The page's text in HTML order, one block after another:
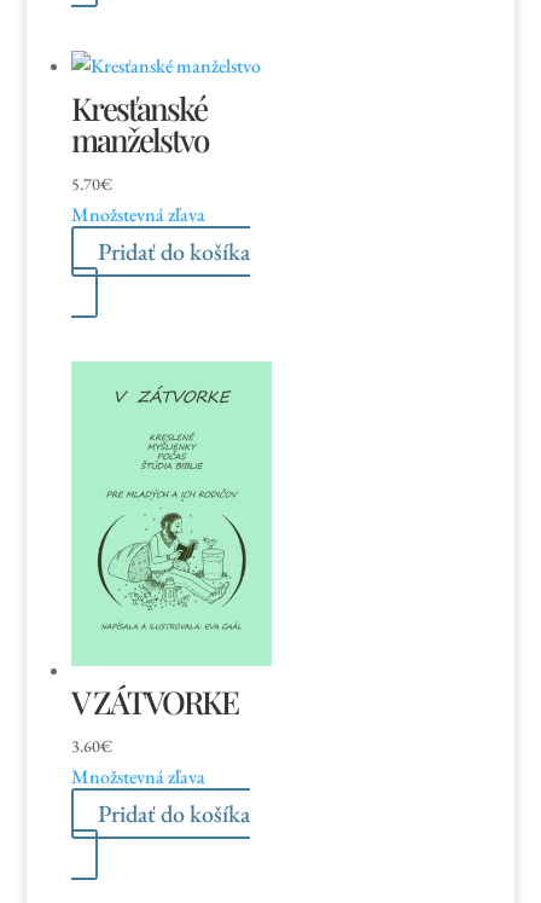
Kresťanské
manželstvo
5.70€
Množstevná zľava
Pridať do košíka
V ZÁTVORKE
3.60€
Množstevná zľava
Pridať do košíka